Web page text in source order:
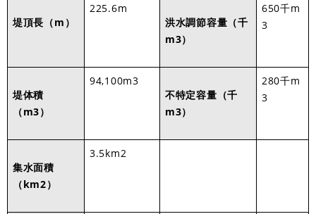
堤頂長（m）
225.6m
洪水調節容量（千
m3）
650千m
3
堤体積
（m3）
94,100m3
不特定容量（千
m3）
280千m
3
集水面積
（km2）
3.5km2